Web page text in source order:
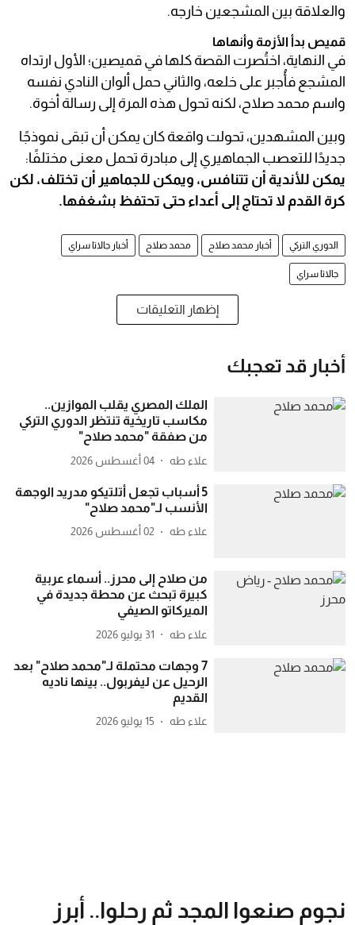
والعلاقة بين المشجعين خارجه.
قميص بدأ الأزمة وأنهاها
في النهاية، اختُصرت القصة كلها في قميصين؛ الأول ارتداه
المشجع فأُجبر على خلعه، والثاني حمل ألوان النادي نفسه
واسم محمد صلاح، لكنه تحول هذه المرة إلى رسالة أخوة.
وبين المشهدين، تحولت واقعة كان يمكن أن تبقى نموذجًا
جديدًا للتعصب الجماهيري إلى مبادرة تحمل معنى مختلفًا:
يمكن للأندية أن تتنافس، ويمكن للجماهير أن تختلف، لكن
كرة القدم لا تحتاج إلى أعداء حتى تحتفظ بشغفها.
الدوري التركي أخبار محمد صلاح محمد صلاح أخبار جالاتا سراي
جالاتا سراي
إظهار التعليقات
أخبار قد تعجبك
الملك المصري يقلب الموازين..
مكاسب تاريخية تنتظر الدوري التركي
من صفقة "محمد صلاح"
علاء طه 04 أغسطس 2026
5 أسباب تجعل أتلتيكو مدريد الوجهة
الأنسب لـ"محمد صلاح"
علاء طه 02 أغسطس 2026
من صلاح إلى محرز.. أسماء عربية
كبيرة تبحث عن محطة جديدة في
الميركاتو الصيفي
علاء طه 31 يوليو 2026
7 وجهات محتملة لـ"محمد صلاح" بعد
الرحيل عن ليفربول.. بينها ناديه
القديم
علاء طه 15 يوليو 2026
نجوم صنعوا المجد ثم رحلوا.. أبرز